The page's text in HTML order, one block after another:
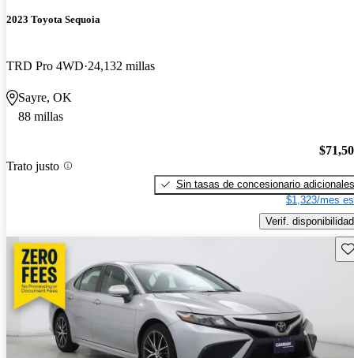
2023 Toyota Sequoia
TRD Pro 4WD 24,132 millas
Sayre, OK
88 millas
Trato justo
Sin tasas de concesionario adicionales
$1,323/mes
Verif. disponibilidad